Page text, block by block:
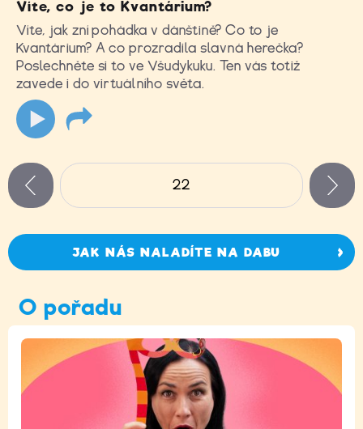
Víte, co je to Kvantárium?
Víte, jak zní pohádka v dánštině? Co to je
Kvantárium? A co prozradila slavná herečka?
Poslechněte si to ve Všudykuku. Ten vás totiž
zavede i do virtuálního světa.
Stránky
22
JAK NÁS NALADÍTE NA DABU
O pořadu